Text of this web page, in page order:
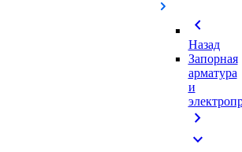
chevron_left
Назад
Запорная
арматура
и
chevron_right
expand_more